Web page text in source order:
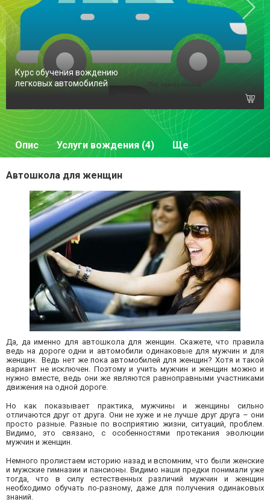
Курс обучения вождению
легковых автомобилей
Під замовлення
Опис Услуги вождения (4) Ще
Автошкола для женщин
Да, да именно для автошкола для женщин. Скажете, что правила
ведь на дороге одни и автомобили одинаковые для мужчин и для
женщин. Ведь нет же пока автомобилей для женщин? Хотя и такой
вариант не исключен. Поэтому и учить мужчин и женщин можно и
нужно вместе, ведь они же являются равноправными участниками
движения на одной дороге.
Но как показывает практика, мужчины и женщины сильно
отличаются друг от друга. Они не хуже и не лучше друг друга – они
просто разные. Разные по восприятию жизни, ситуаций, проблем.
Видимо, это связано, с особенностями протекания эволюции
мужчин и женщин.
Немного пролистаем историю назад и вспомним, что были женские
и мужские гимназии и пансионы. Видимо наши предки понимали уже
тогда, что в силу естественных различий мужчин и женщин
необходимо обучать по-разному, даже для получения одинаковых
знаний.